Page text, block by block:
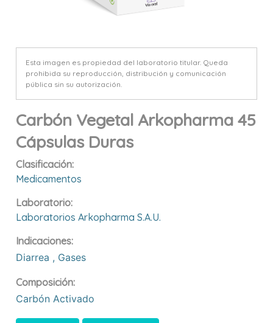
Esta imagen es propiedad del laboratorio titular. Queda
prohibida su reproducción, distribución y comunicación
pública sin su autorización.
Carbón Vegetal Arkopharma 45
Cápsulas Duras
Clasificación:
Medicamentos
Laboratorio:
Laboratorios Arkopharma S.a.u.
Indicaciones:
Diarrea , Gases
Composición:
Carbón Activado